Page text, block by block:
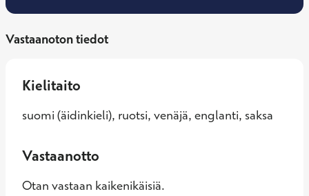
Vastaanoton tiedot
Kielitaito
suomi (äidinkieli), ruotsi, venäjä, englanti, saksa
Vastaanotto
Otan vastaan kaikenikäisiä.